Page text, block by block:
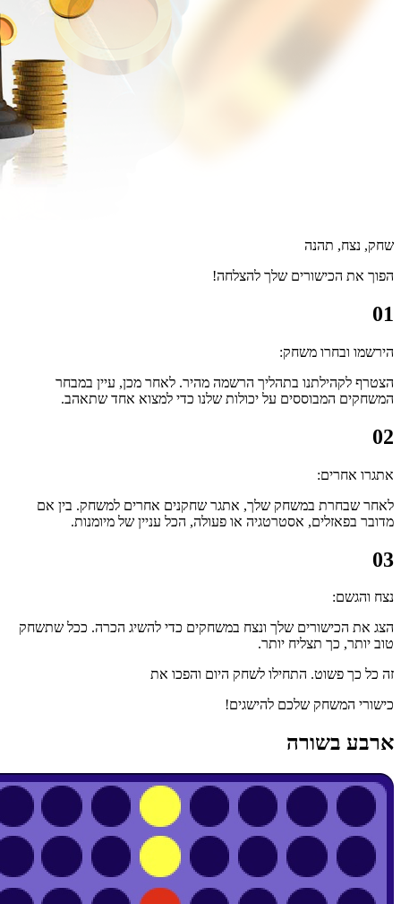
שחק, נצח, תהנה
הפוך את הכישורים שלך להצלחה!
01
הירשמו ובחרו משחק:
הצטרף לקהילתנו בתהליך הרשמה מהיר. לאחר מכן, עיין במבחר
המשחקים המבוססים על יכולות שלנו כדי למצוא אחד שתאהב.
02
אתגרו אחרים:
לאחר שבחרת במשחק שלך, אתגר שחקנים אחרים למשחק. בין אם
מדובר בפאזלים, אסטרטגיה או פעולה, הכל עניין של מיומנות.
03
נצח והגשם:
הצג את הכישורים שלך ונצח במשחקים כדי להשיג הכרה. ככל שתשחק
טוב יותר, כך תצליח יותר.
זה כל כך פשוט. התחילו לשחק היום והפכו את
כישורי המשחק שלכם להישגים!
ארבע בשורה